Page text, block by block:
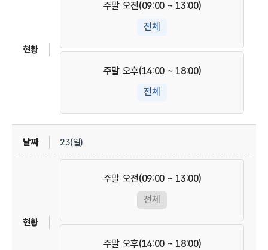
주말 오전(09:00 ~ 13:00)
전체
주말 오후(14:00 ~ 18:00)
전체
23(일)
주말 오전(09:00 ~ 13:00)
전체
주말 오후(14:00 ~ 18:00)